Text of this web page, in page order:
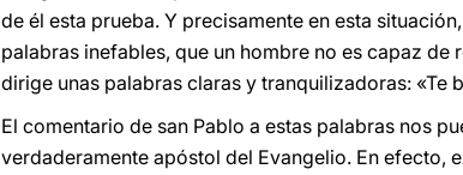
de él esta prueba. Y precisamente en esta
palabras inefables, que un hombre no es capaz de
dirige unas palabras claras y tranquilizadoras: «Te
El comentario de san Pablo a estas palabras nos
verdaderamente apóstol del Evangelio. En efecto,